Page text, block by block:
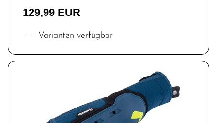
129,99 EUR
Varianten verfügbar